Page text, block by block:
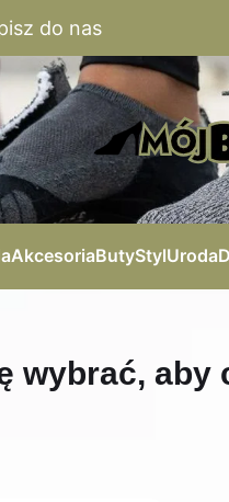
do nas
AkcesoriaButyStylUroda
wybrać, aby